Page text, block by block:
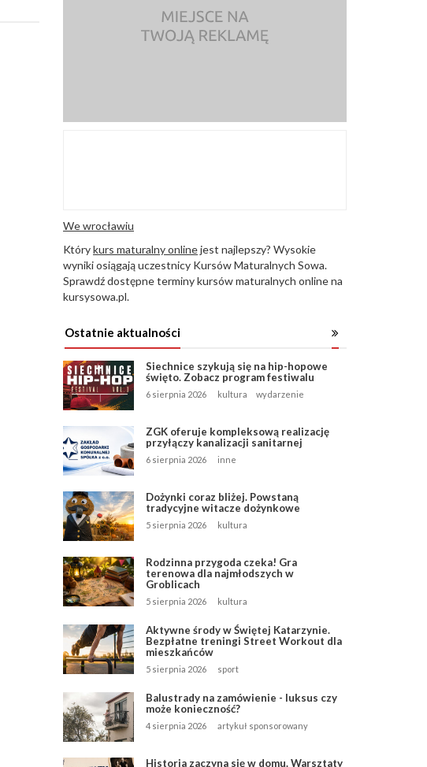
We wrocławiu
Którykurs maturalny onlinejest najlepszy? Wysokie
wyniki osiągają uczestnicy Kursów Maturalnych Sowa.
Sprawdź dostępne terminy kursów maturalnych online na
kursysowa.pl.
Ostatnie aktualności
Siechnice szykują się na hip-hopowe
święto. Zobacz program festiwalu
6 sierpnia 2026 kultura wydarzenie
ZGK oferuje kompleksową realizację
przyłączy kanalizacji sanitarnej
6 sierpnia 2026 inne
Dożynki coraz bliżej. Powstaną
tradycyjne witacze dożynkowe
5 sierpnia 2026 kultura
Rodzinna przygoda czeka! Gra
terenowa dla najmłodszych w
Groblicach
5 sierpnia 2026 kultura
Aktywne środy w Świętej Katarzynie.
Bezpłatne treningi Street Workout dla
mieszkańców
5 sierpnia 2026 sport
Balustrady na zamówienie - luksus czy
może konieczność?
4 sierpnia 2026 artykuł sponsorowany
Historia zaczyna się w domu. Warsztaty